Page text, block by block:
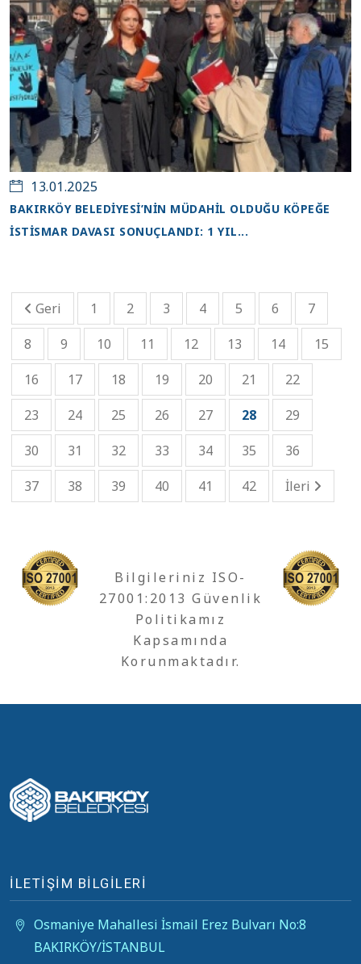
13.01.2025
BAKIRKÖY BELEDİYESİ’NİN MÜDAHİL OLDUĞU KÖPEĞE
İSTİSMAR DAVASI SONUÇLANDI: 1 YIL...
Geri 1 2 3 4 5 6
7
8
9 10 11 12 13 14
15
16
17 18 19 20 21
22
23
24 25 26 27 28
29
30
31 32 33 34 35
36
37
38 39 40 41 42 İleri
Bilgileriniz ISO-
27001:2013 Güvenlik
Politikamız
Kapsamında
Korunmaktadır.
İLETİŞİM BİLGİLERİ
Osmaniye Mahallesi İsmail Erez Bulvarı No:8
BAKIRKÖY/İSTANBUL